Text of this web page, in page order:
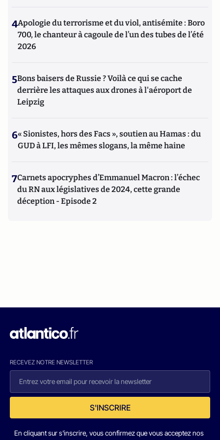
4Apologie du terrorisme et du viol, antisémite : Boro
700, le chanteur à cagoule de l’un des tubes de l’été
2026
5Bons baisers de Russie ? Voilà ce qui se cache
derrière les attaques aux drones à l'aéroport de
Leipzig
6« Sionistes, hors des Facs », soutien au Hamas : du
GUD à LFI, les mêmes slogans, la même haine
7Carnets apocryphes d’Emmanuel Macron : l’échec
du RN aux législatives de 2024, cette grande
déception - Episode 2
RECEVEZ NOTRE NEWSLETTER
S'INSCRIRE
En cliquant sur s'inscrire, vous confirmez que vous acceptez nos